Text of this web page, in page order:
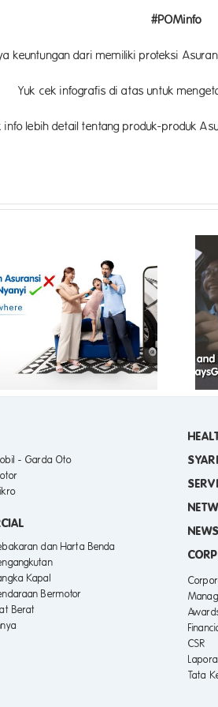
#POMinfo
keuntungan dari memiliki proteksi
Yuk cek infografis di atas untuk
info lebih detail tentang produk-produk
Then and Now,
#AlwaysGardaOto
- Garda Oto
dan Harta Benda
Kapal
Bermotor
Berat
CSR
Tata